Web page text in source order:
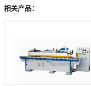
相关产品：